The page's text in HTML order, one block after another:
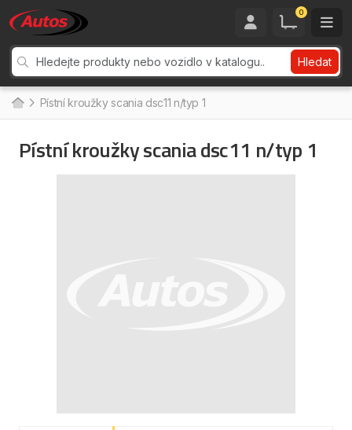
0
Hledat
Pístní kroužky scania dsc11 n/typ 1
Pístní kroužky scania dsc11 n/typ 1